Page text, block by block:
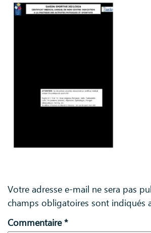
Votre adresse e-mail ne sera pas
champs obligatoires sont indiqués
Commentaire*